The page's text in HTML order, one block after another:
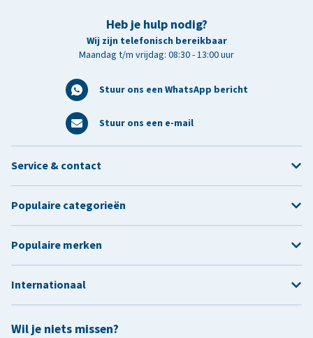
Heb je hulp nodig?
Wij zijn telefonisch bereikbaar
Maandag t/m vrijdag: 08:30 - 13:00 uur
Stuur ons een WhatsApp bericht
Stuur ons een e-mail
Wil je niets missen?
Service & contact
Populaire categorieën
Populaire merken
Internationaal